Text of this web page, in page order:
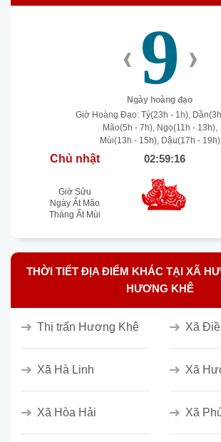
‹ 9 ›
Ngày hoàng đạo
Giờ Hoàng Đạo: Tý(23h - 1h),
Mão(5h - 7h), Ngọ(11h - 13h),
Mùi(13h - 15h), Dậu(17h - 19h)
Chủ nhật 02:59:17
Giờ Sửu
Ngày Ất Mão
Tháng Ất Mùi
THỜI TIẾT ĐỊA ĐIỂM KHÁC TẠI XÃ
HƯƠNG KHÊ
Thị trấn Hương Khê Xã
Xã Hà Linh Xã
Xã Hòa Hải Xã